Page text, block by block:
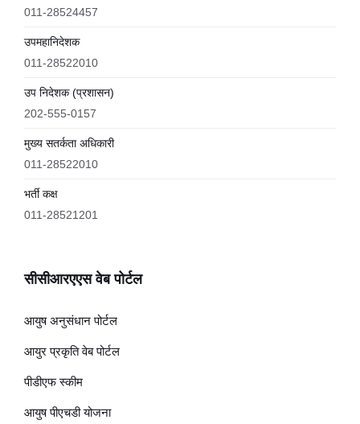
011-28524457
उपमहानिदेशक
011-28522010
उप निदेशक (प्रशासन)
202-555-0157
मुख्य सतर्कता अधिकारी
011-28522010
भर्ती कक्ष
011-28521201
सीसीआरएएस वेब पोर्टल
आयुष अनुसंधान पोर्टल
आयुर प्रकृति वेब पोर्टल
पीडीएफ स्कीम
आयुष पीएचडी योजना